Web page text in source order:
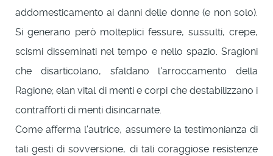
addomesticamento ai danni delle donne (e non solo).
Si generano però molteplici fessure, sussulti, crepe,
scismi disseminati nel tempo e nello spazio. Sragioni
che disarticolano, sfaldano l'arroccamento della
Ragione; elan vital di menti e corpi che destabilizzano i
contrafforti di menti disincarnate.
Come afferma l'autrice, assumere la testimonianza di
tali gesti di sovversione, di tali coraggiose resistenze